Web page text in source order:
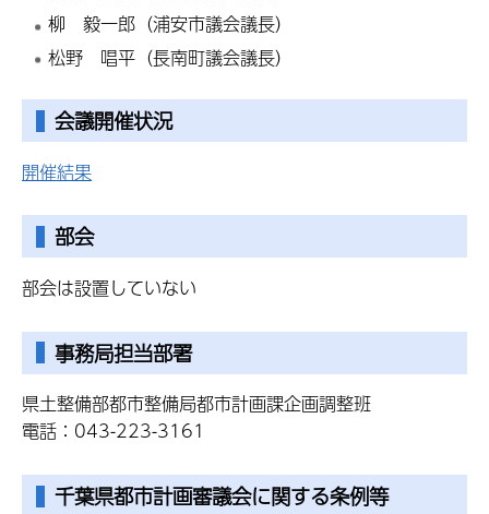
柳 毅一郎（浦安市議会議長）
松野 唱平（長南町議会議長）
会議開催状況
開催結果
部会
部会は設置していない
事務局担当部署
県土整備部都市整備局都市計画課企画調整班
電話：043-223-3161
千葉県都市計画審議会に関する条例等